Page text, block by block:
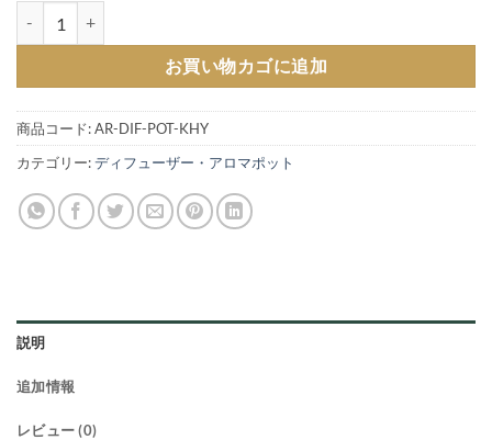
お買い物カゴに追加
商品コード:AR-DIF-POT-KHY
カテゴリー:ディフューザー・アロマポット
説明
追加情報
レビュー (0)